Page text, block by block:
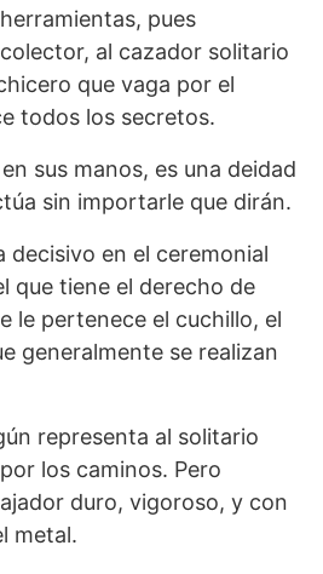
pues
al cazador solitario
que vaga por el
todos los secretos.
sus manos, es una deidad
sin importarle que dirán.
decisivo en el ceremonial
que tiene el derecho de
le pertenece el cuchillo, el
generalmente se realizan
representa al solitario
los caminos. Pero
duro, vigoroso, y con
metal.